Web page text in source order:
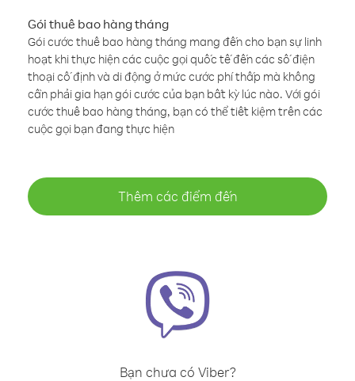
Gói thuê bao hàng tháng
Gói cước thuê bao hàng tháng mang đến cho bạn sự linh
hoạt khi thực hiện các cuộc gọi quốc tế đến các số điện
thoại cố định và di động ở mức cước phí thấp mà không
cần phải gia hạn gói cước của bạn bất kỳ lúc nào. Với gói
cước thuê bao hàng tháng, bạn có thể tiết kiệm trên các
cuộc gọi bạn đang thực hiện
Thêm các điểm đến
Bạn chưa có Viber?